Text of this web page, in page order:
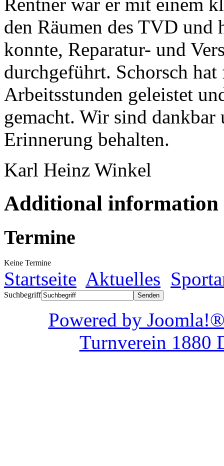
Rentner war er mit einem
den Räumen des TVD und
konnte, Reparatur- und
durchgeführt. Schorsch
Arbeitsstunden geleistet
gemacht. Wir sind
Erinnerung behalten.
Karl Heinz Winkel
Additional information
Termine
Keine Termine
Startseite Aktuelles
Suchbegriff
Powered by
Turnverein